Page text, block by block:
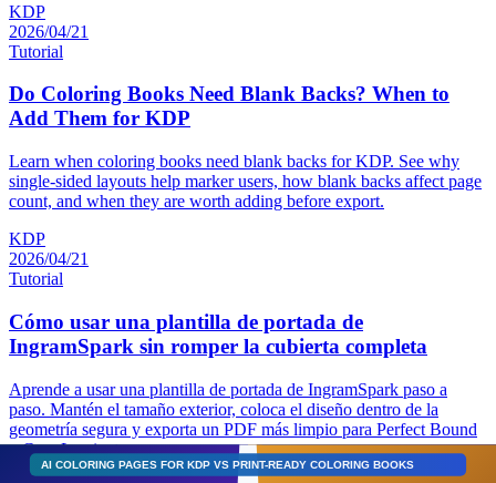
KDP
2026/04/21
Tutorial
Do Coloring Books Need Blank Backs? When to
Add Them for KDP
Learn when coloring books need blank backs for KDP. See why
single-sided layouts help marker users, how blank backs affect page
count, and when they are worth adding before export.
KDP
2026/04/21
Tutorial
Cómo usar una plantilla de portada de
IngramSpark sin romper la cubierta completa
Aprende a usar una plantilla de portada de IngramSpark paso a
paso. Mantén el tamaño exterior, coloca el diseño dentro de la
geometría segura y exporta un PDF más limpio para Perfect Bound
o Case Laminate.